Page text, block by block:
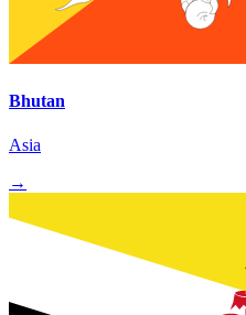
Bhutan
Asia
→